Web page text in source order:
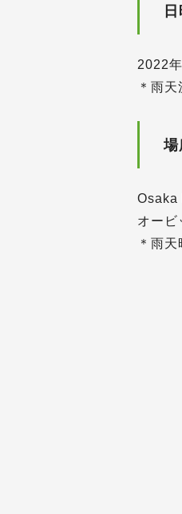
2022
＊雨天
場
Osaka
オービ
＊雨